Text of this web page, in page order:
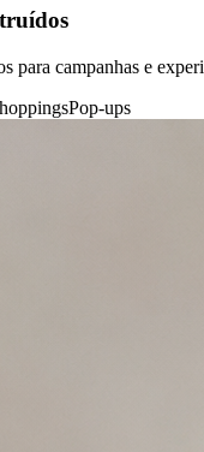
para campanhas e
Pop-ups